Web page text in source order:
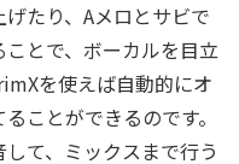
たり、Aメロとサビで
とで、ボーカルを目立
を使えば自動的にオ
ことができるのです。
て、ミックスまで行う